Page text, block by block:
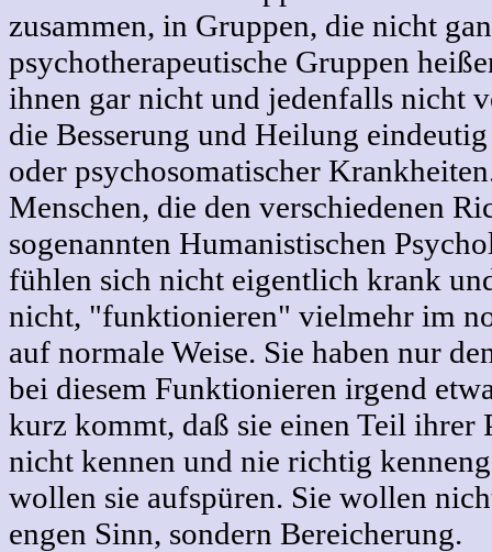
zusammen, in Gruppen, die nicht
psychotherapeutische Gruppen
ihnen gar nicht und jedenfalls nicht
die Besserung und Heilung
oder psychosomatischer
Menschen, die den verschiedenen
sogenannten Humanistischen
fühlen sich nicht eigentlich krank
nicht, "funktionieren" vielmehr im
auf normale Weise. Sie haben nur
bei diesem Funktionieren irgend
kurz kommt, daß sie einen Teil ihrer
nicht kennen und nie richtig
wollen sie aufspüren. Sie wollen
engen Sinn, sondern Bereicherung.